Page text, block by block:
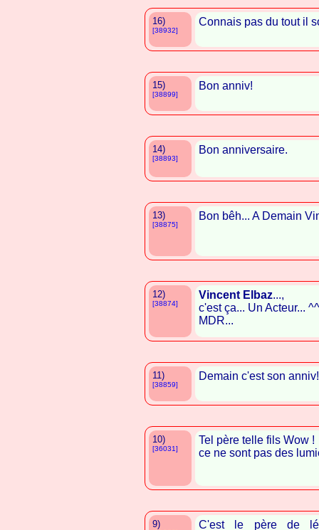
16)
[38932]
Connais pas du tout il
15)
[38899]
Bon anniv!
14)
[38893]
Bon anniversaire.
13)
[38875]
Bon bêh... A Demain
12)
[38874]
Vincent Elbaz...,
c'est ça... Un Acteur... ^^
MDR...
11)
[38859]
Demain c'est son
10)
[36031]
Tel père telle fils Wow !
ce ne sont pas des
9)
C'est le père de